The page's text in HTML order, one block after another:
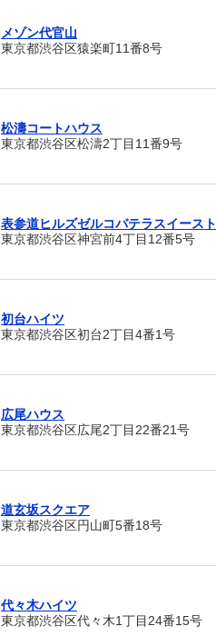
メゾン代官山
東京都渋谷区猿楽町11番8号
松濤コートハウス
東京都渋谷区松濤2丁目11番9号
表参道ヒルズゼルコバテラスイースト
東京都渋谷区神宮前4丁目12番5号
初台ハイツ
東京都渋谷区初台2丁目4番1号
広尾ハウス
東京都渋谷区広尾2丁目22番21号
道玄坂スクエア
東京都渋谷区円山町5番18号
代々木ハイツ
東京都渋谷区代々木1丁目24番15号